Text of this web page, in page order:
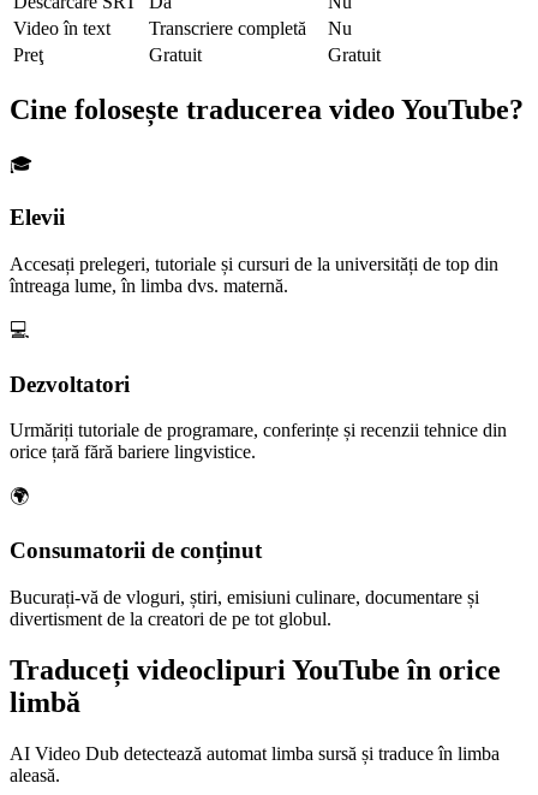
Video în text
Transcriere completă
Nu
Preţ
Gratuit Gratuit
Cine folosește traducerea video YouTube?
🎓
Elevii
Accesați prelegeri, tutoriale și cursuri de la universități de top din
întreaga lume, în limba dvs. maternă.
💻
Dezvoltatori
Urmăriți tutoriale de programare, conferințe și recenzii tehnice din
orice țară fără bariere lingvistice.
🌍
Consumatorii de conținut
Bucurați-vă de vloguri, știri, emisiuni culinare, documentare și
divertisment de la creatori de pe tot globul.
Traduceți videoclipuri YouTube în orice
limbă
AI Video Dub detectează automat limba sursă și traduce în limba
aleasă.